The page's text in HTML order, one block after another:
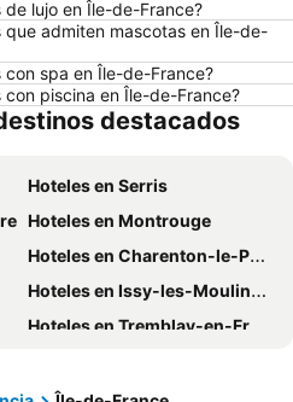
Hoteles en Cojimies
Hoteles en Zorritos
Hoteles en México
Hoteles en Esmeraldas
Hoteles en Nueva Jersey
de lujo en Île-de-France?
que admiten mascotas en Île-de-
con spa en Île-de-France?
con piscina en Île-de-France?
destacados
Hoteles en Serris
Hoteles en Montrouge
Hoteles en Charenton-le-Pont
Hoteles en Issy-les-Moulineaux
Hoteles en Tremblay-en-France
Hoteles en Gennevilliers